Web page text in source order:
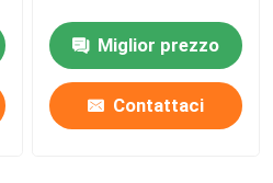
Miglior prezzo
Contattaci